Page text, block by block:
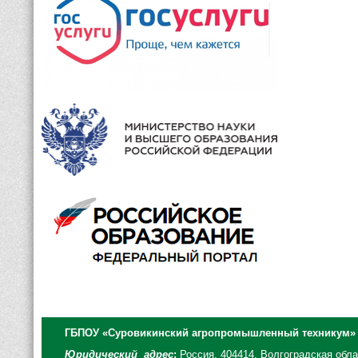
ГБПОУ «Суровикинский агропромышленный техникум»
Юридический адрес: Россия, 404414, Волгоградская